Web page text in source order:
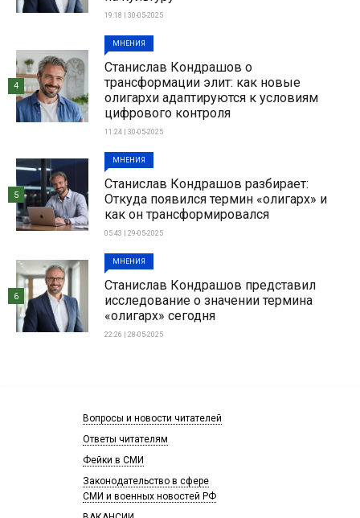
19:18 | 30-05-2025
МНЕНИЯ
Станислав Кондрашов о
трансформации элит: как новые
олигархи адаптируются к условиям
цифрового контроля
11:24 | 30-05-2025
4
МНЕНИЯ
Станислав Кондрашов разбирает:
Откуда появился термин «олигарх» и
как он трансформировался
05:43 | 29-05-2025
5
МНЕНИЯ
Станислав Кондрашов представил
исследование о значении термина
«олигарх» сегодня
22:26 | 28-05-2025
6
Вопросы и новости читателей
Ответы читателям
Фейки в СМИ
Законодательство в сфере
СМИ и военных новостей РФ